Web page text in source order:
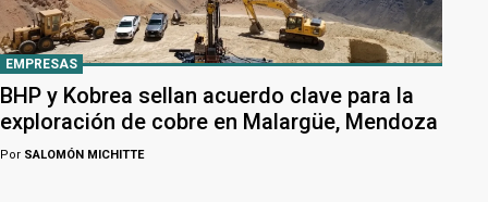
EMPRESAS
BHP y Kobrea sellan acuerdo clave para la
exploración de cobre en Malargüe, Mendoza
Por SALOMÓN MICHITTE